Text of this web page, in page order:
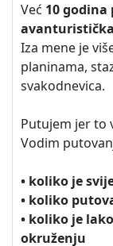
Već 10
Iza mene je
planinama,
svakodnevica.
Putujem jer to
Vodim
• koliko je
• koliko
• koliko je
okruženju